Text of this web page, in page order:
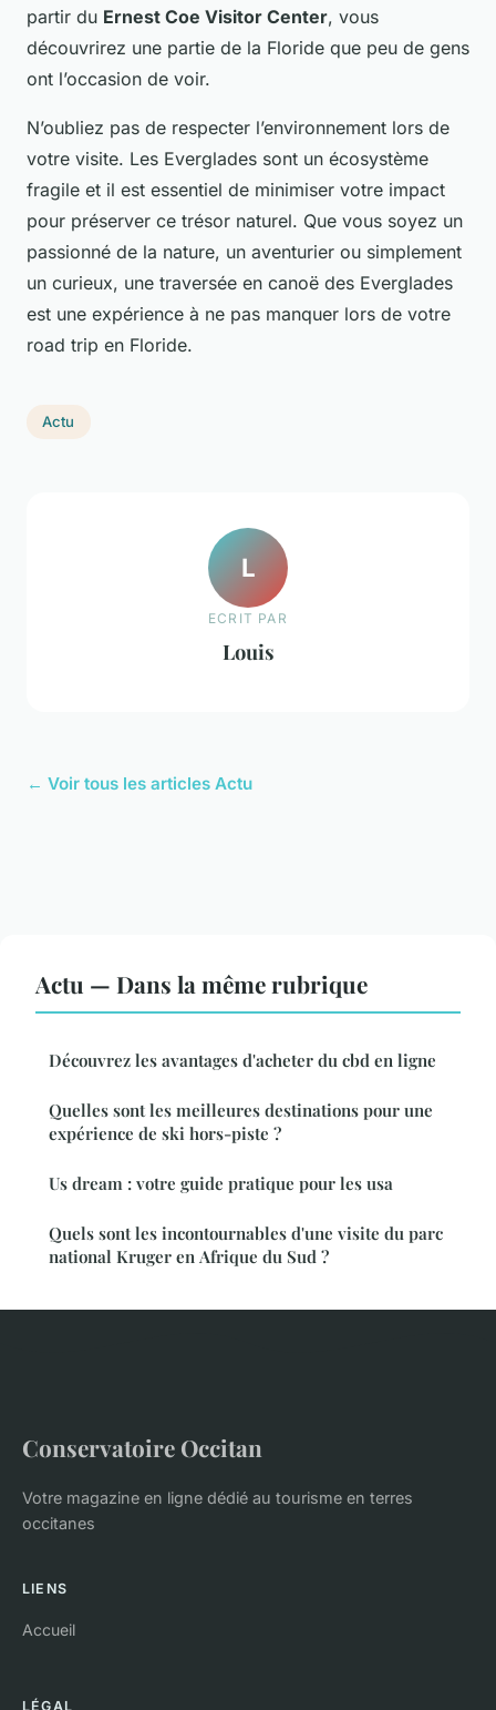
partir du Ernest Coe Visitor Center, vous
découvrirez une partie de la Floride que peu de gens
ont l’occasion de voir.
N’oubliez pas de respecter l’environnement lors de
votre visite. Les Everglades sont un écosystème
fragile et il est essentiel de minimiser votre impact
pour préserver ce trésor naturel. Que vous soyez un
passionné de la nature, un aventurier ou simplement
un curieux, une traversée en canoë des Everglades
est une expérience à ne pas manquer lors de votre
road trip en Floride.
Actu
L
ECRIT PAR
Louis
← Voir tous les articles Actu
Actu — Dans la même rubrique
Découvrez les avantages d'acheter du cbd en ligne
Quelles sont les meilleures destinations pour une
expérience de ski hors-piste ?
Us dream : votre guide pratique pour les usa
Quels sont les incontournables d'une visite du parc
national Kruger en Afrique du Sud ?
Conservatoire Occitan
Votre magazine en ligne dédié au tourisme en terres
occitanes
LIENS
Accueil
LÉGAL